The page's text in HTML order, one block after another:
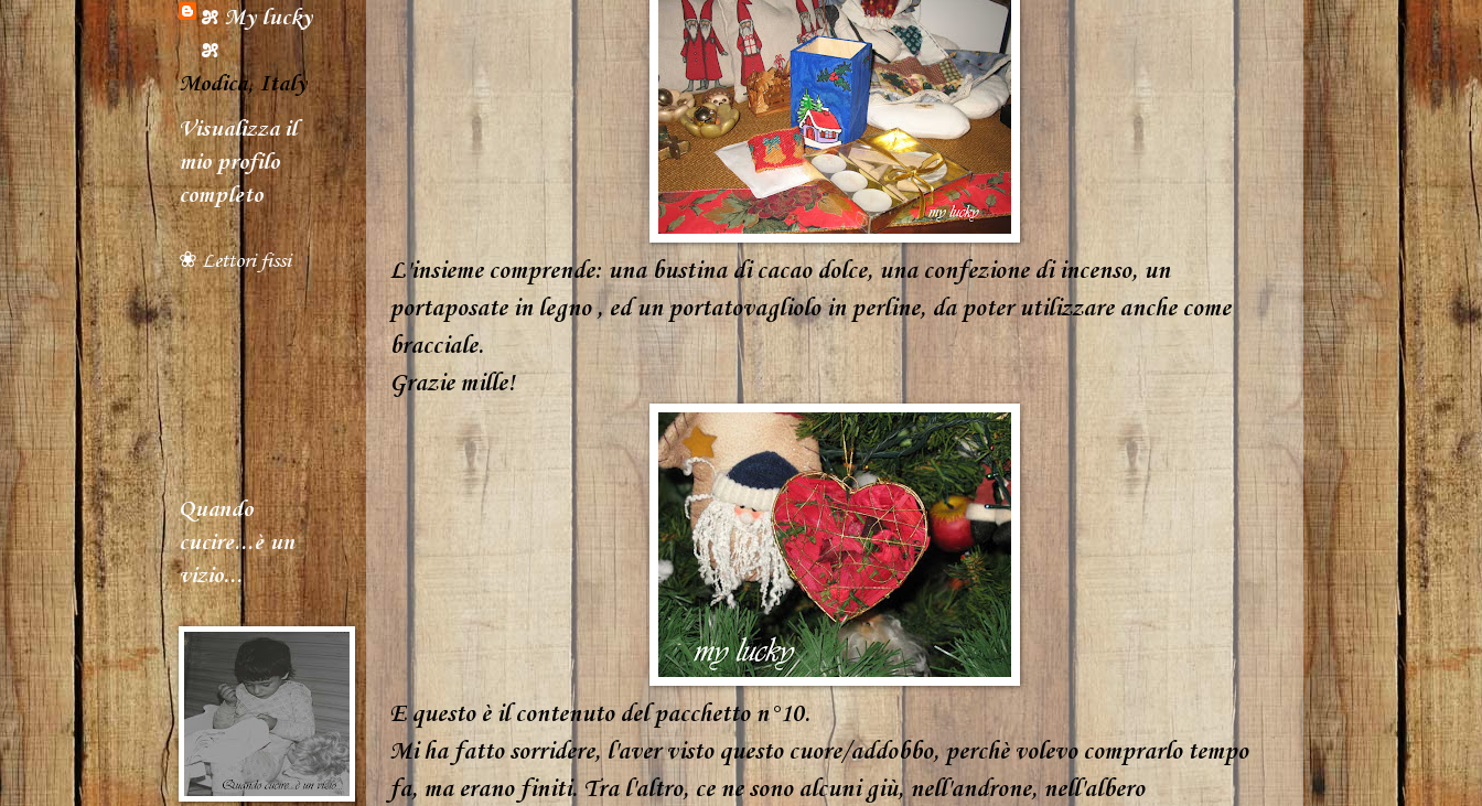
L'insieme comprende: una bustina di cacao dolce, una confezione di incenso, un
portaposate in legno , ed un portatovagliolo in perline, da poter utilizzare anche come
bracciale.
Grazie mille!
E questo è il contenuto del pacchetto n°10.
Mi ha fatto sorridere, l'aver visto questo cuore/addobbo, perchè volevo comprarlo tempo
fa, ma erano finiti. Tra l'altro, ce ne sono alcuni giù, nell'androne, nell'albero
೫ My lucky
೫
Modica, Italy
Visualizza il
mio profilo
completo
❀ Lettori fissi
Quando
cucire...è un
vizio...